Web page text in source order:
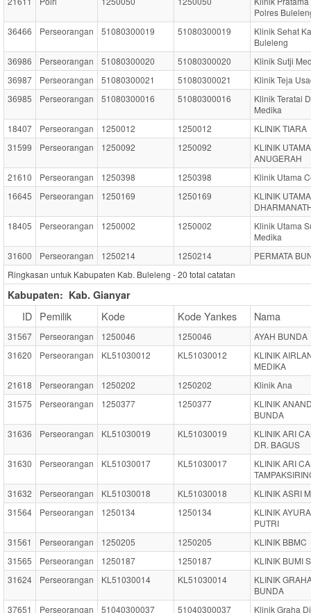
Polres
36466
Perseorangan 51080300019 51080300019
Klinik Sehat
Buleleng
36986
Perseorangan 51080300020 51080300020
Klinik Sutji
36987
Perseorangan 51080300021 51080300021
Klinik Teja
36985
Perseorangan 51080300016 51080300016
Klinik Teratai
Medika
18407
Perseorangan 1250012 1250012
KLINIK TIARA
31599
Perseorangan 1250092 1250092
KLINIK UTAMA
ANUGERAH
21610
Perseorangan 1250398 1250398
Klinik Utama
16645
Perseorangan 1250169 1250169
KLINIK UTAMA
18405
Perseorangan 1250002 1250002
Klinik Utama
Medika
31600
Perseorangan 1250214 1250214
PERMATA
Ringkasan untuk Kabupaten Kab. Buleleng -20 total catatan
Kabupaten: Kab. Gianyar
ID Pemilik Kode Kode Yankes Nama
31567 Perseorangan 1250046 1250046
AYAH BUNDA
31620
Perseorangan KL51030012 KL51030012
KLINIK
MEDIKA
21618
Perseorangan 1250202 1250202
Klinik Ana
31575
Perseorangan 1250377 1250377
KLINIK
BUNDA
31636
Perseorangan KL51030019 KL51030019
KLINIK ARI
DR. BAGUS
31630
Perseorangan KL51030017 KL51030017
KLINIK ARI
31632
Perseorangan KL51030018 KL51030018
KLINIK ASRI
31564
Perseorangan 1250134 1250134
KLINIK AYURA
PUTRI
31561
Perseorangan 1250205 1250205
KLINIK BBMC
31565
Perseorangan 1250187 1250187
KLINIK BUMI
31624
Perseorangan KL51030014 KL51030014
KLINIK
BUNDA
37651
Perseorangan 51040300037 51040300037
Klinik Graha